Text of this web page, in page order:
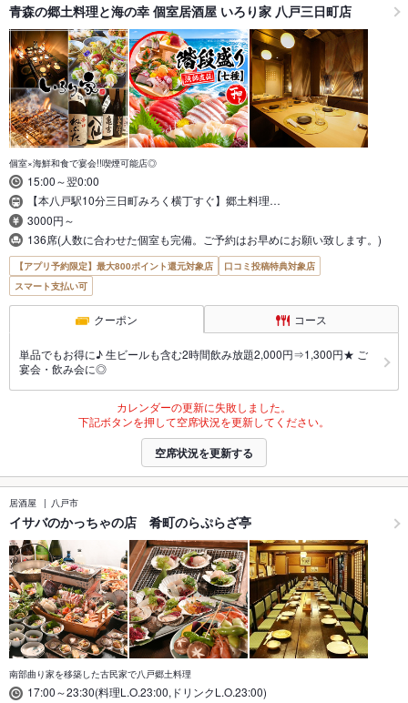
青森の郷土料理と海の幸 個室居酒屋 いろり家 八戸三日町店
個室×海鮮和食で宴会!!喫煙可能店◎
15:00～翌0:00
【本八戸駅10分三日町みろく横丁すぐ】郷土料理…
3000円～
136席(人数に合わせた個室も完備。ご予約はお早めにお願い致します。)
【アプリ予約限定】最大800ポイント還元対象店
口コミ投稿特典対象店
スマート支払い可
クーポン コース
単品でもお得に♪ 生ビールも含む2時間飲み放題2,000円⇒1,300円★ ご
宴会・飲み会に◎
カレンダーの更新に失敗しました。
下記ボタンを押して空席状況を更新してください。
空席状況を更新する
居酒屋 八戸市
イサバのかっちゃの店 肴町のらぷらざ亭
南部曲り家を移築した古民家で八戸郷土料理
17:00～23:30(料理L.O.23:00,ドリンクL.O.23:00)